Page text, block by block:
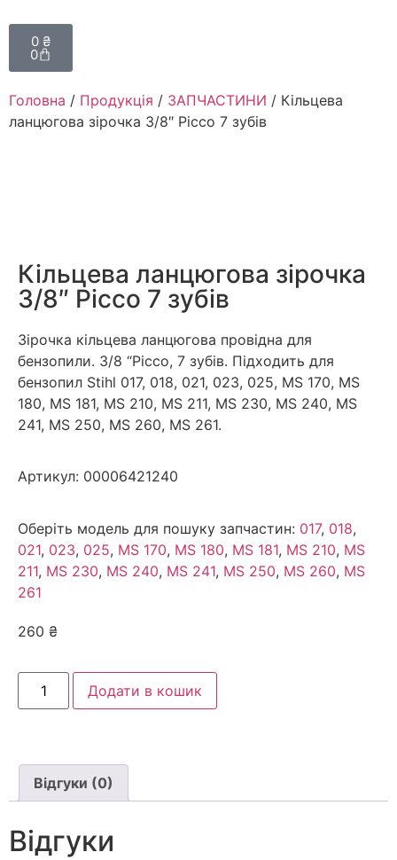
0 ₴
0
Головна / Продукція / ЗАПЧАСТИНИ / Кільцева
ланцюгова зірочка 3/8″ Picco 7 зубів
Кільцева ланцюгова зірочка
3/8″ Picco 7 зубів
Зірочка кільцева ланцюгова провідна для
бензопили. 3/8 “Picco, 7 зубів. Підходить для
бензопил Stihl 017, 018, 021, 023, 025, MS 170, MS
180, MS 181, MS 210, MS 211, MS 230, MS 240, MS
241, MS 250, MS 260, MS 261.
Артикул: 00006421240
Оберіть модель для пошуку запчастин: 017, 018,
021, 023, 025, MS 170, MS 180, MS 181, MS 210, MS
211, MS 230, MS 240, MS 241, MS 250, MS 260, MS
261
260 ₴
Додати в кошик
Відгуки (0)
Відгуки